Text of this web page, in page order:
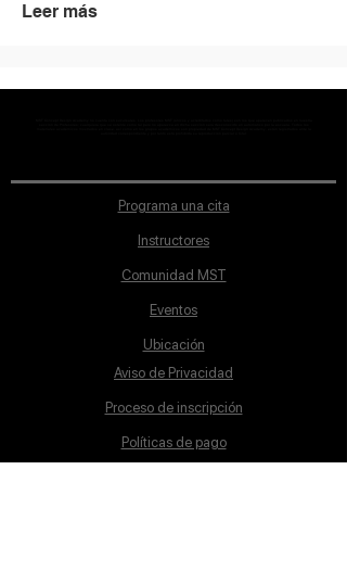
Leer más
Programa una cita
Instructores
Comunidad MST
Eventos
Ubicación
Aviso de Privacidad
Proceso de inscripción
Políticas de pago